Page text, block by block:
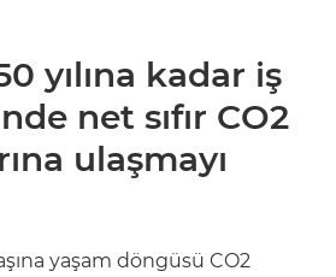
yılına kadar iş
net sıfır CO2
ulaşmayı
yaşam döngüsü CO2